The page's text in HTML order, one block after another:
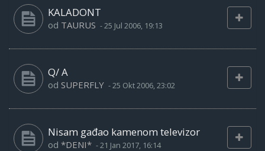
KALADONT
od TAURUS -25 Jul 2006, 19:13
Q/ A
od SUPERFLY -25 Okt 2006, 23:02
Nisam gađao kamenom televizor
od *DENI* -21 Jan 2017, 16:14